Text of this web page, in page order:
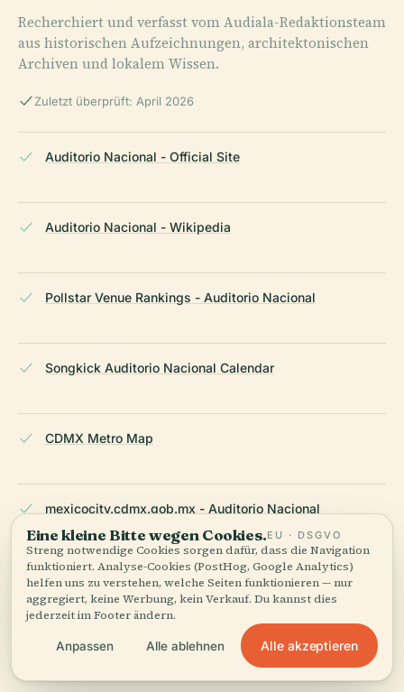
Recherchiert und verfasst vom Audiala-Redaktionsteam
aus historischen Aufzeichnungen, architektonischen
Archiven und lokalem Wissen.
Zuletzt überprüft: April 2026
Auditorio Nacional - Official Site
Auditorio Nacional - Wikipedia
Pollstar Venue Rankings - Auditorio Nacional
Songkick Auditorio Nacional Calendar
CDMX Metro Map
mexicocity.cdmx.gob.mx - Auditorio Nacional
admagazine.com - Auditorio Nacional Architecture
facts.net - 12 Intriguing Facts About Auditorio Nacional
Eine kleine Bitte wegen Cookies.EU · DSGVO
Streng notwendige Cookies sorgen dafür, dass die Navigation
funktioniert. Analyse-Cookies (PostHog, Google Analytics)
helfen uns zu verstehen, welche Seiten funktionieren — nur
aggregiert, keine Werbung, kein Verkauf. Du kannst dies
jederzeit im Footer ändern.
Anpassen Alle ablehnen Alle akzeptieren